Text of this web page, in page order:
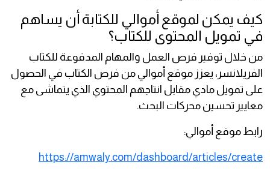
كيف يمكن لموقع أموالي للكتابة أن يساهم
في تمويل المحتوى للكتاب؟
من خلال توفير فرص العمل والمهام المدفوعة للكتاب
الفريلانسر، يعزز موقع أموالي من فرص الكتاب في الحصول
على تمويل مادي مقابل انتاجهم المحتوي الذي يتماشى مع
معايير تحسين محركات البحث.
رابط موقع أموالي:
https://amwaly.com/dashboard/articles/create